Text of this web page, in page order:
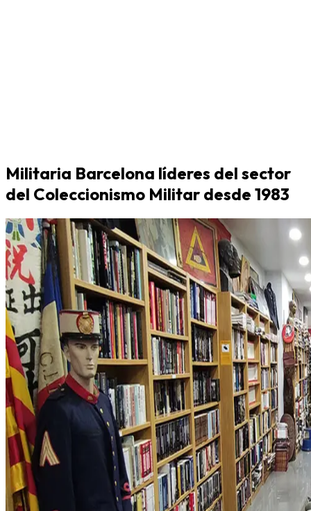
Militaria Barcelona líderes del sector
del Coleccionismo Militar desde 1983